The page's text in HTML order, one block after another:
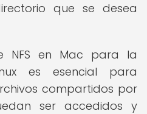
que se desea
NFS en Mac para la
es esencial para
compartidos por
ser accedidos y